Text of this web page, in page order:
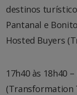
destinos
Pantanal e
Hosted Buyers
17h40 às 18h40
(Transformation